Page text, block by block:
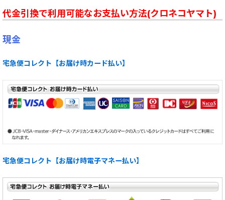
代金引換で利用可能なお支払い方法(クロネコヤマト)
現金
宅急便コレクト【お届け時カード払い】
宅急便コレクト【お届け時電子マネー払い】